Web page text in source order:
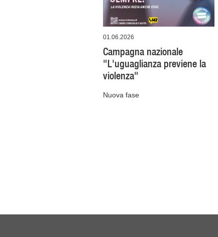
01.06.2026
Campagna nazionale
"L'uguaglianza previene la
violenza"
Nuova fase